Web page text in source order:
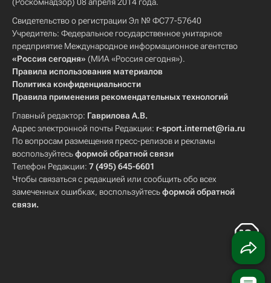
Свидетельство о регистрации Эл № ФС77-57640
Учредитель: Федеральное государственное унитарное
предприятие Международное информационное агентство
«Россия сегодня» (МИА «Россия сегодня»).
Правила использования материалов
Политика конфиденциальности
Правила применения рекомендательных технологий
Главный редактор: Гаврилова А.В.
Адрес электронной почты Редакции: r-sport.internet@ria.ru
По вопросам размещения пресс-релизов и рекламы
воспользуйтесьформой обратной связи
Телефон Редакции: 7 (495) 645-6601
Чтобы связаться с редакцией или сообщить обо всех
замеченных ошибках, воспользуйтесьформой обратной
связи.